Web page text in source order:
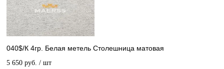
040$/К 4гр. Белая метель Столешница матовая
5 650 руб. / шт